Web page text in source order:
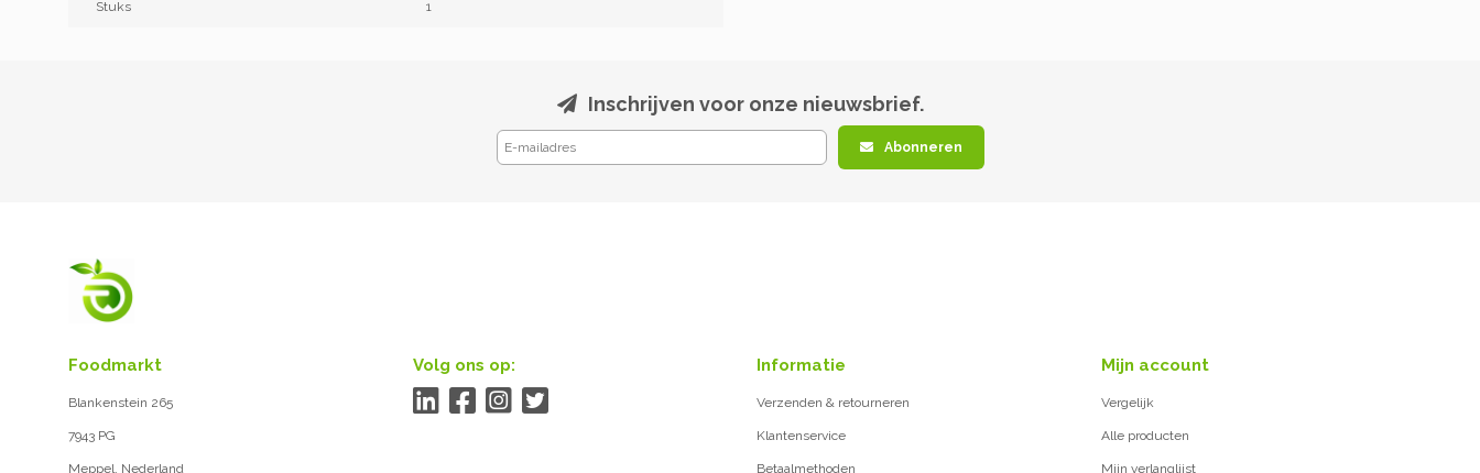
Stuks 1
Inschrijven voor onze nieuwsbrief.
Abonneren
Foodmarkt
Blankenstein 265
7943 PG
Meppel, Nederland
Volg ons op: Informatie
Verzenden & retourneren
Klantenservice
Betaalmethoden
Mijn account
Vergelijk
Alle producten
Mijn verlanglijst